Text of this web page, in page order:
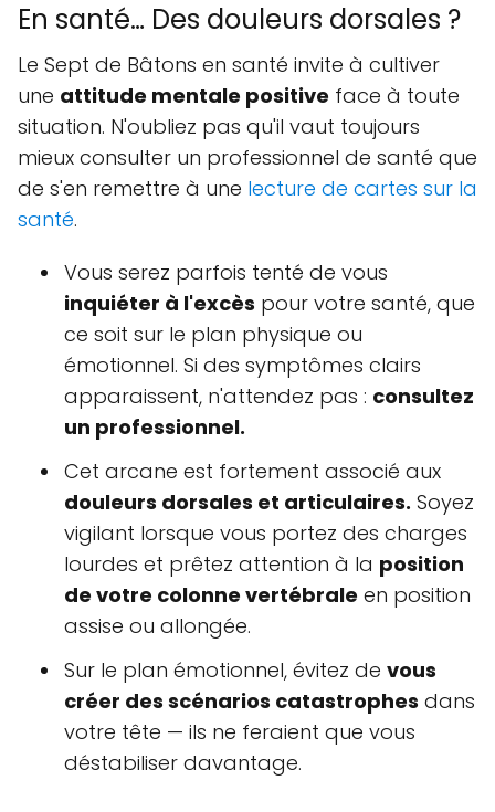
En santé… Des douleurs dorsales ?
Le Sept de Bâtons en santé invite à cultiver
une attitude mentale positive face à toute
situation. N'oubliez pas qu'il vaut toujours
mieux consulter un professionnel de santé que
de s'en remettre à une lecture de cartes sur la
santé.
Vous serez parfois tenté de vous
inquiéter à l'excès pour votre santé, que
ce soit sur le plan physique ou
émotionnel. Si des symptômes clairs
apparaissent, n'attendez pas : consultez
un professionnel.
Cet arcane est fortement associé aux
douleurs dorsales et articulaires. Soyez
vigilant lorsque vous portez des charges
lourdes et prêtez attention à la position
de votre colonne vertébrale en position
assise ou allongée.
Sur le plan émotionnel, évitez de vous
créer des scénarios catastrophes dans
votre tête — ils ne feraient que vous
déstabiliser davantage.